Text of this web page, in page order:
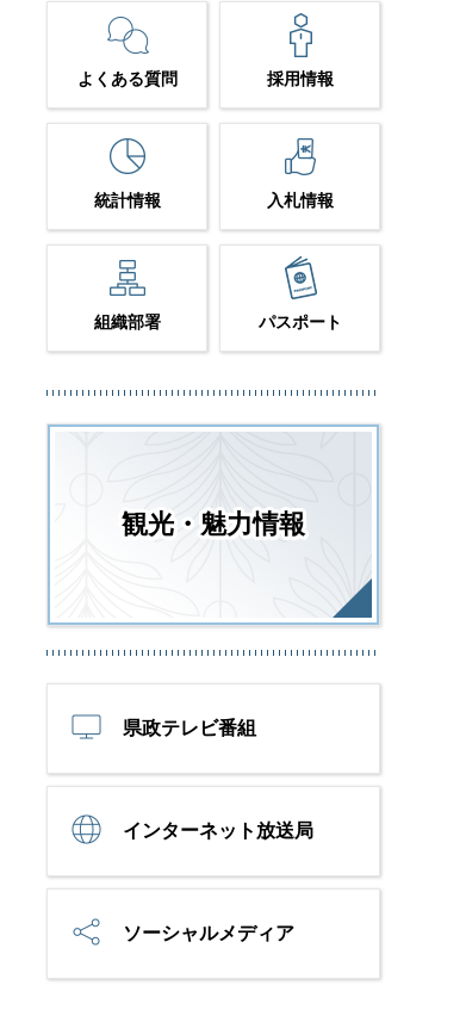
よくある質問 採用情報
統計情報 入札情報
組織部署 パスポート
観光・魅力情報
県政テレビ番組
インターネット放送局
ソーシャルメディア